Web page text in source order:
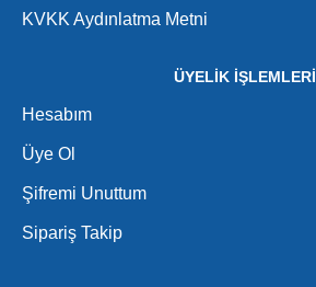
KVKK Aydınlatma Metni
ÜYELİK İŞLEMLERİ
Hesabım
Üye Ol
Şifremi Unuttum
Sipariş Takip